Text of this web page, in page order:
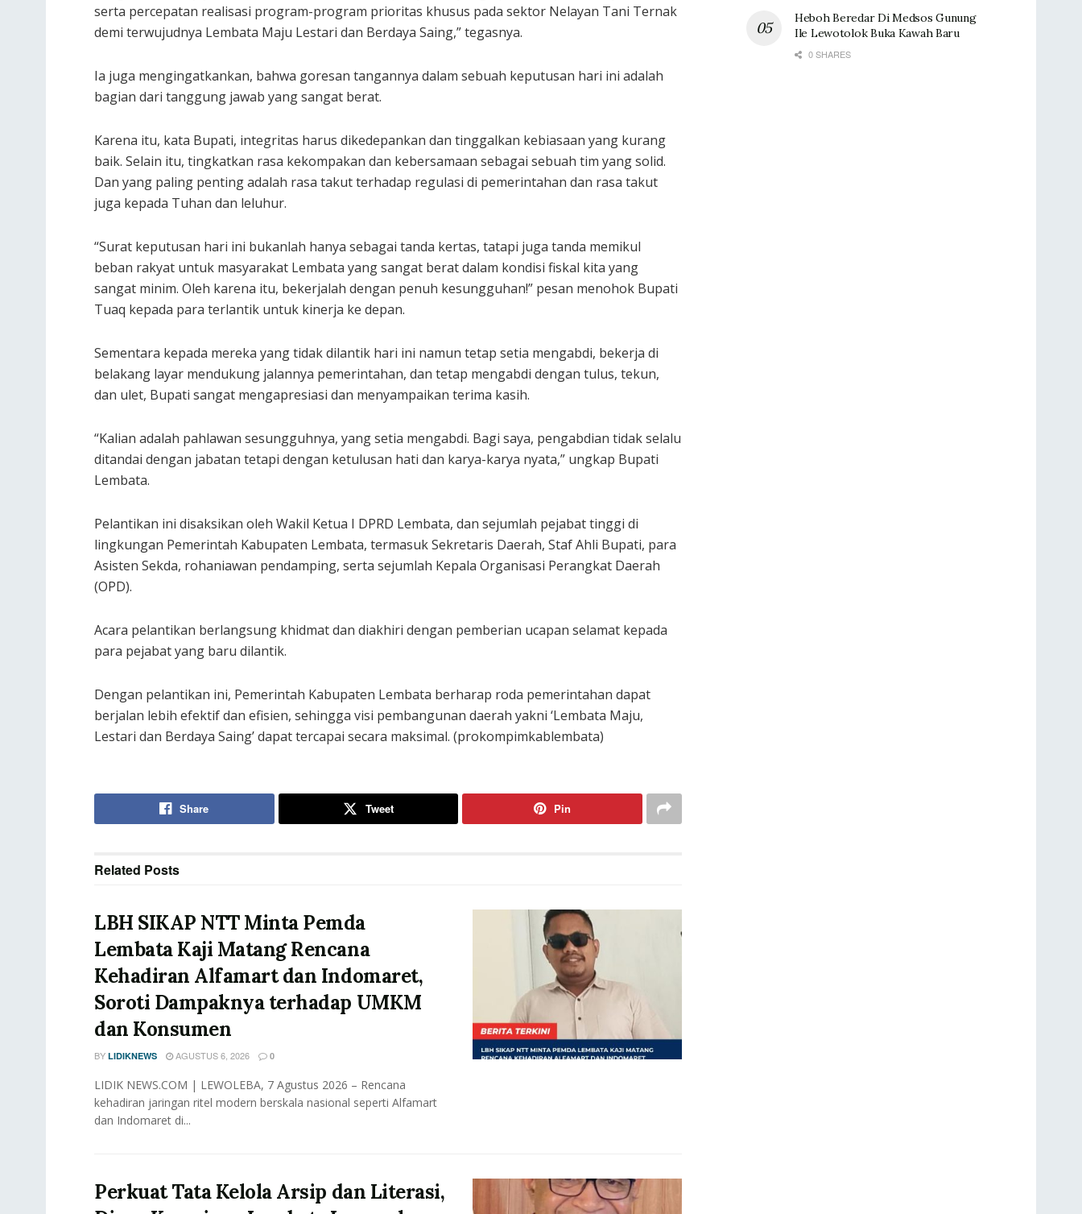
serta percepatan realisasi program-program prioritas khusus pada sektor Nelayan Tani Ternak
demi terwujudnya Lembata Maju Lestari dan Berdaya Saing,” tegasnya.
Ia juga mengingatkankan, bahwa goresan tangannya dalam sebuah keputusan hari ini adalah
bagian dari tanggung jawab yang sangat berat.
Karena itu, kata Bupati, integritas harus dikedepankan dan tinggalkan kebiasaan yang kurang
baik. Selain itu, tingkatkan rasa kekompakan dan kebersamaan sebagai sebuah tim yang solid.
Dan yang paling penting adalah rasa takut terhadap regulasi di pemerintahan dan rasa takut
juga kepada Tuhan dan leluhur.
“Surat keputusan hari ini bukanlah hanya sebagai tanda kertas, tatapi juga tanda memikul
beban rakyat untuk masyarakat Lembata yang sangat berat dalam kondisi fiskal kita yang
sangat minim. Oleh karena itu, bekerjalah dengan penuh kesungguhan!” pesan menohok Bupati
Tuaq kepada para terlantik untuk kinerja ke depan.
Sementara kepada mereka yang tidak dilantik hari ini namun tetap setia mengabdi, bekerja di
belakang layar mendukung jalannya pemerintahan, dan tetap mengabdi dengan tulus, tekun,
dan ulet, Bupati sangat mengapresiasi dan menyampaikan terima kasih.
“Kalian adalah pahlawan sesungguhnya, yang setia mengabdi. Bagi saya, pengabdian tidak selalu
ditandai dengan jabatan tetapi dengan ketulusan hati dan karya-karya nyata,” ungkap Bupati
Lembata.
​Pelantikan ini disaksikan oleh Wakil Ketua I DPRD Lembata, dan sejumlah pejabat tinggi di
lingkungan Pemerintah Kabupaten Lembata, termasuk Sekretaris Daerah, Staf Ahli Bupati, para
Asisten Sekda, rohaniawan pendamping, serta sejumlah Kepala Organisasi Perangkat Daerah
(OPD).
Acara pelantikan berlangsung khidmat dan diakhiri dengan pemberian ucapan selamat kepada
para pejabat yang baru dilantik.
​Dengan pelantikan ini, Pemerintah Kabupaten Lembata berharap roda pemerintahan dapat
berjalan lebih efektif dan efisien, sehingga visi pembangunan daerah yakni ‘Lembata Maju,
Lestari dan Berdaya Saing’ dapat tercapai secara maksimal. (prokompimkablembata)
Share Tweet Pin
Related Posts
LBH SIKAP NTT Minta Pemda
Lembata Kaji Matang Rencana
Kehadiran Alfamart dan Indomaret,
Soroti Dampaknya terhadap UMKM
dan Konsumen
BY LIDIKNEWS AGUSTUS 6, 2026 0
LIDIK NEWS.COM | LEWOLEBA, 7 Agustus 2026 – Rencana
kehadiran jaringan ritel modern berskala nasional seperti Alfamart
dan Indomaret di...
Perkuat Tata Kelola Arsip dan Literasi,
Heboh Beredar Di Medsos Gunung
Ile Lewotolok Buka Kawah Baru
0 SHARES